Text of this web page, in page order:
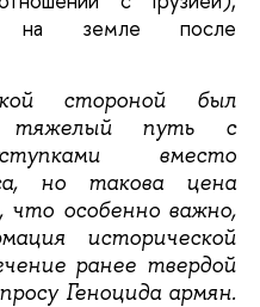
на земле после
стороной был
тяжелый путь с
вместо
но такова цена
что особенно важно,
исторической
ранее твердой
Геноцида армян.